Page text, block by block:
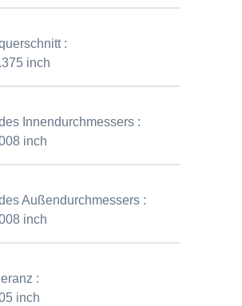
:
inch
Innendurchmessers :
inch
Außendurchmessers :
inch
:
inch